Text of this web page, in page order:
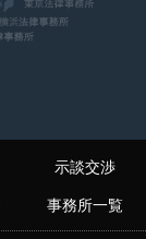
示談交渉
事務所一覧